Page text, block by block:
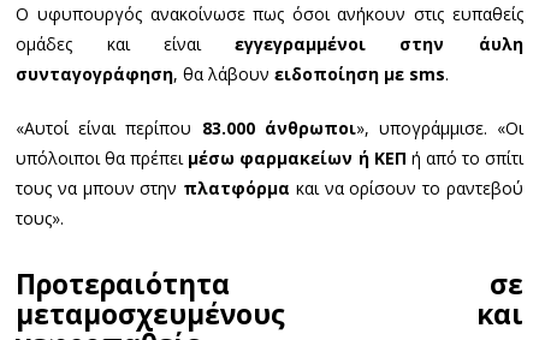
Ο υφυπουργός ανακοίνωσε πως όσοι ανήκουν στις ευπαθείς
ομάδες και είναι εγγεγραμμένοι στην άυλη
συνταγογράφηση, θα λάβουνειδοποίηση με sms.
«Αυτοί είναι περίπου 83.000 άνθρωποι», υπογράμμισε. «Οι
υπόλοιποι θα πρέπει μέσω φαρμακείων ή ΚΕΠ ή από το σπίτι
τους να μπουν στην πλατφόρμα και να ορίσουν το ραντεβού
τους».
Προτεραιότητα σε
μεταμοσχευμένους και